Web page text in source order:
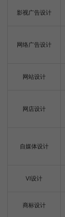
影视广告设计
网络广告设计
网站设计
网店设计
自媒体设计
VI设计
商标设计